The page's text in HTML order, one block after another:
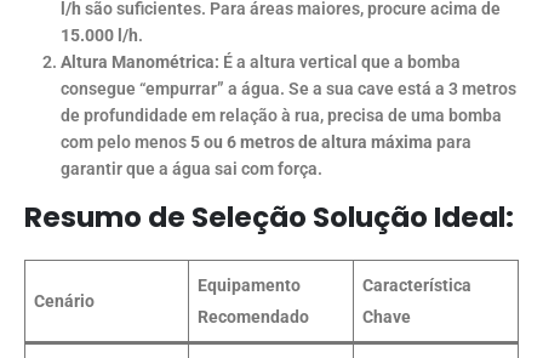
l/h são suficientes. Para áreas maiores, procure acima de
15.000 l/h.
Altura Manométrica: É a altura vertical que a bomba
consegue “empurrar” a água. Se a sua cave está a 3 metros
de profundidade em relação à rua, precisa de uma bomba
com pelo menos5 ou 6 metros de altura máxima para
garantir que a água sai com força.
Resumo de Seleção Solução Ideal:
Cenário
Equipamento
Recomendado
Característica
Chave